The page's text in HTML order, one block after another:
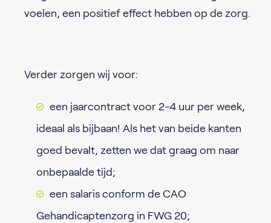
voelen, een positief effect hebben op de zorg.
Verder zorgen wij voor:
een jaarcontract voor 2-4 uur per week,
ideaal als bijbaan! Als het van beide kanten
goed bevalt, zetten we dat graag om naar
onbepaalde tijd;
een salaris conform de CAO
Gehandicaptenzorg in FWG 20;